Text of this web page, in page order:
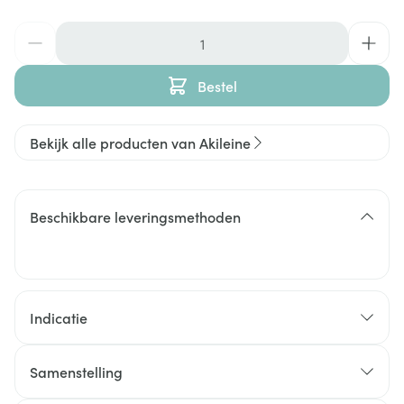
Bestel
Bekijk alle producten van Akileine
Beschikbare leveringsmethoden
Indicatie
Samenstelling